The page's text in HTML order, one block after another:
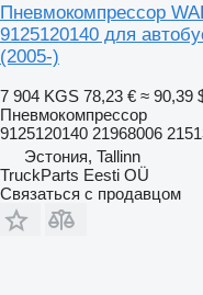
Пневмокомпрессор
9125120140 для
(2005-)
7 904 KGS 78,23 € ≈ 90,39
Пневмокомпрессор
9125120140 21968006
Эстония, Tallinn
TruckParts Eesti OÜ
Связаться с продавцом